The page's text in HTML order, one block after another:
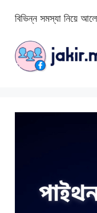
বিভিন্ন সমস্যা নিয়ে